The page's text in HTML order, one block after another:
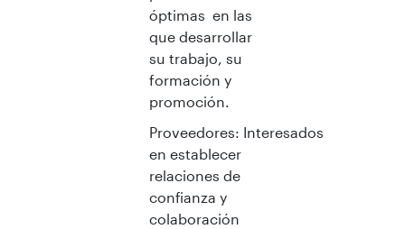
óptimas en las
que desarrollar
su trabajo, su
formación y
promoción.
Proveedores: Interesados
en establecer
relaciones de
confianza y
colaboración